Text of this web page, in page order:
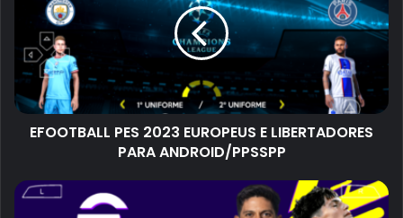
EFOOTBALL PES 2023 EUROPEUS E LIBERTADORES
PARA ANDROID/PPSSPP